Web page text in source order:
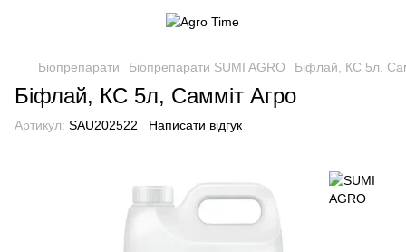
Біопрепарати Біопрепарати SUMI AGRO Біфлай, КС 5л,
Біфлай, КС 5л, Самміт Агро
Артикул: SAU202522 Написати відгук